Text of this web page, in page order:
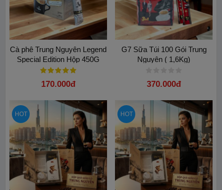
Cà phê Trung Nguyên Legend
Special Edition Hộp 450G
(25g x 18 Gói)
170.000đ
G7 Sữa Túi 100 Gói Trung
Nguyên ( 1,6Kg)
370.000đ
HOT HOT